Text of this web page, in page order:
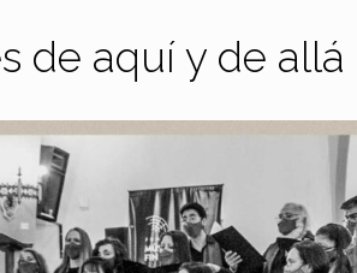
de aquí y de allá